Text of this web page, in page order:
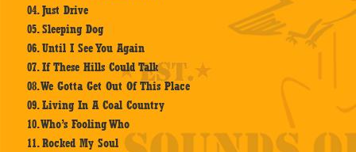
04. Just Drive
05. Sleeping Dog
06. Until I See You Again
07. If These Hills Could Talk
08. We Gotta Get Out Of This Place
09. Living In A Coal Country
10. Who’s Fooling Who
11. Rocked My Soul